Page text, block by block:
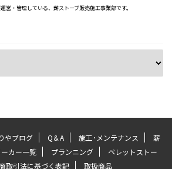
・管理している、薪ストーブ販売施工事業部です。
やブログ Q＆A 施工･メンテナンス
薪
カー一覧 プランニング
ペレットストー
取引法に基づく表記 取扱商品